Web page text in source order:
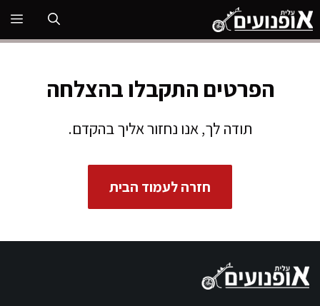
לדלג
לתוכן
הפרטים התקבלו בהצלחה
תודה לך, אנו נחזור אליך בהקדם.
חזרה לעמוד הבית